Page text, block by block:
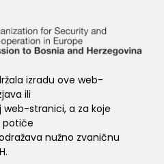
izradu ove web-
ili
web-stranici, a za koje
potiče
nužno zvaničnu